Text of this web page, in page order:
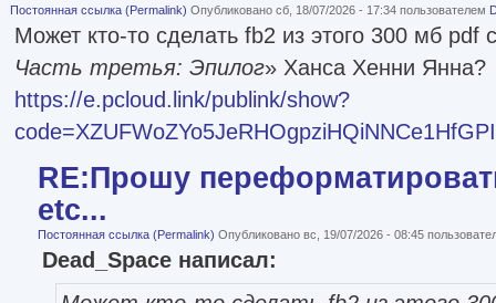
Постоянная ссылка (Permalink) Опубликовано сб, 18/07/2026 - 17:34 пользователем
Может кто-то сделать fb2 из этого 300 мб pdf
Часть третья: Эпилог» Ханса Хенни Янна?
https://e.pcloud.link/publink/show?
RE:Прошу
etc...
Постоянная ссылка (Permalink) Опубликовано вс, 19/07/2026 - 08:45
Dead_Space написал: